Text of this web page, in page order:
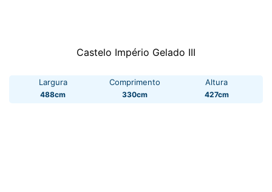
Castelo Império Gelado III
Largura
488cm
Comprimento
330cm
Altura
427cm